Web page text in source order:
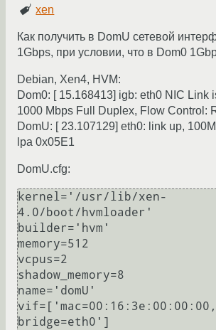
xen
Как получить в DomU сетевой
1Gbps, при условии, что в Dom0
Debian, Xen4, HVM:
Dom0: [ 15.168413] igb: eth0 NIC Link
1000 Mbps Full Duplex, Flow Control:
DomU: [ 23.107129] eth0: link up,
lpa 0x05E1
DomU.cfg:
kernel='/usr/lib/xen-
4.0/boot/hvmloader'
builder='hvm'
memory=512
vcpus=2
shadow_memory=8
name='domU'
vif=['mac=00:16:3e:00:00:00,
bridge=eth0']